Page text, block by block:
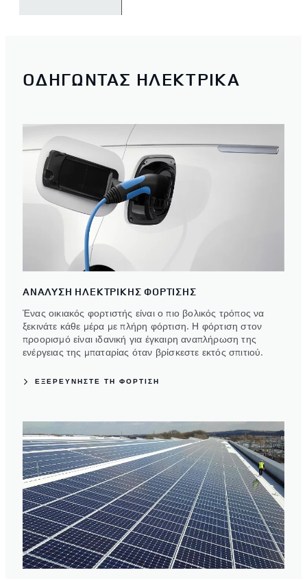
ΟΔΗΓΩΝΤΑΣ ΗΛΕΚΤΡΙΚΑ
ΑΝΑΛΥΣΗ ΗΛΕΚΤΡΙΚΗΣ ΦΟΡΤΙΣΗΣ
Ένας οικιακός φορτιστής είναι ο πιο βολικός τρόπος να
ξεκινάτε κάθε μέρα με πλήρη φόρτιση. Η φόρτιση στον
προορισμό είναι ιδανική για έγκαιρη αναπλήρωση της
ενέργειας της μπαταρίας όταν βρίσκεστε εκτός σπιτιού.
ΕΞΕΡΕΥΝΗΣΤΕ ΤΗ ΦΟΡΤΙΣΗ